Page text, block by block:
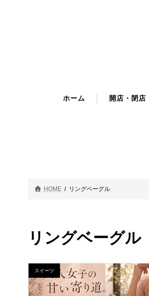
ホーム 開店・閉店
HOME リングベーグル
リングベーグル
スイーツ